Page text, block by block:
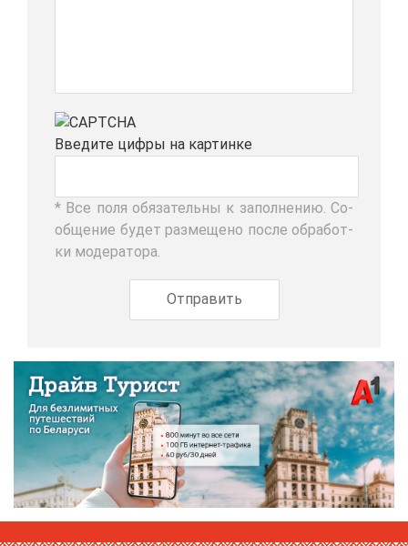
Вве­ди­те циф­ры на кар­тин­ке
* Все по­ля обя­за­тель­ны к за­пол­не­нию. Со­
об­ще­ние бу­дет раз­ме­ще­но по­сле об­ра­бот­
ки мо­де­ра­то­ра.